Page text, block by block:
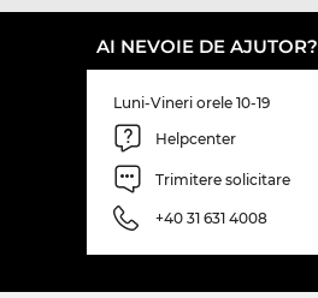
AI NEVOIE DE AJUTOR?
Luni-Vineri orele 10-19
Helpcenter
Trimitere solicitare
+40 31 631 4008